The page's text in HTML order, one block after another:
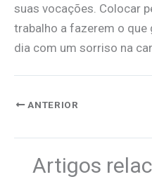
suas vocações. Colocar
trabalho a fazerem o que
dia com um sorriso na
ANTERIOR
Artigos